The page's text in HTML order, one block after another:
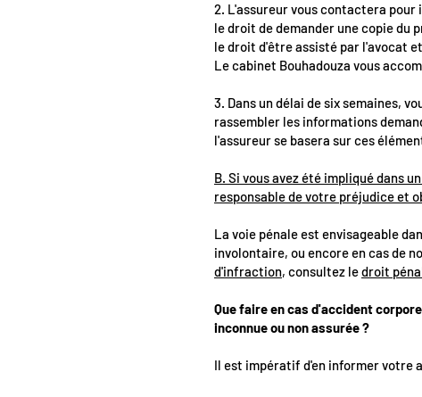
2. L'assureur vous contactera
le droit de demander une copie du
le droit d'être assisté par l'avocat
Le cabinet Bouhadouza vous
3. Dans un délai de six semaines,
rassembler les informations
l'assureur se basera sur ces
B. Si vous avez été impliqué dans
responsable de votre préjudice et
La voie pénale est envisageable
involontaire, ou encore en cas de
d'infraction, consultez ledroit
Que faire en cas d'accident
inconnue ou non assurée ?
Il est impératif d'en informer votre